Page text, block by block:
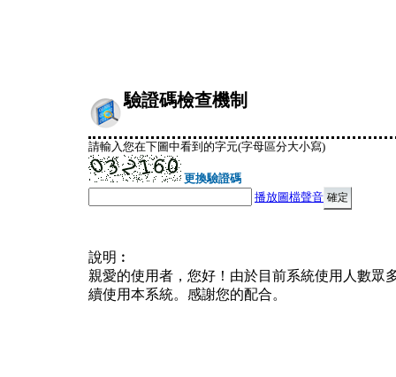
驗證碼檢查機制
請輸入您在下圖中看到的字元(字母區分大小寫)
更換驗證碼
播放圖檔聲音
說明︰
親愛的使用者，您好！由於目前系統使用人數眾
續使用本系統。感謝您的配合。